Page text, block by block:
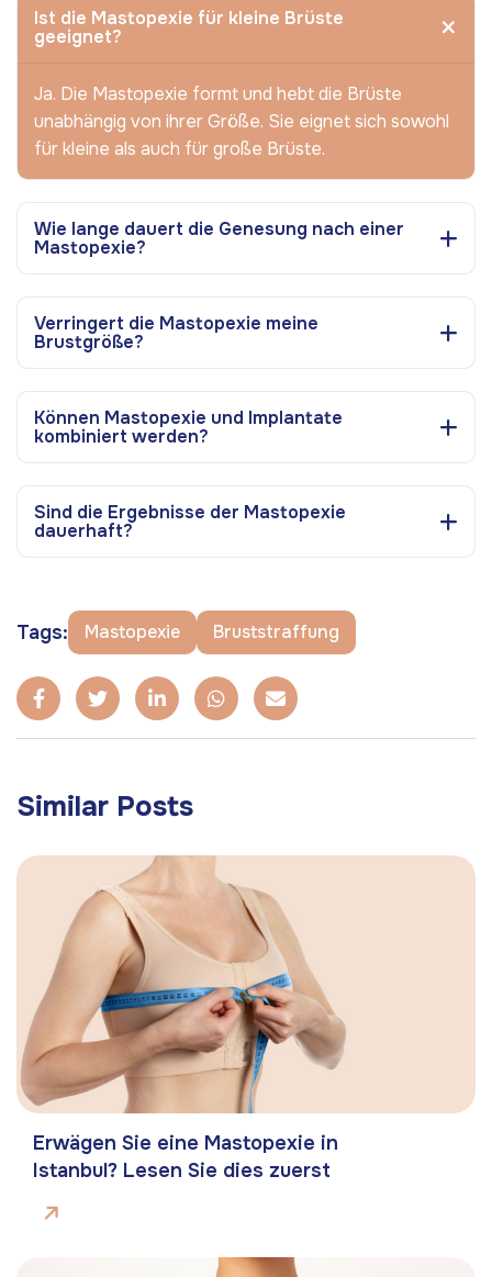
Ist die Mastopexie für kleine Brüste
geeignet?
Ja. Die Mastopexie formt und hebt die Brüste
unabhängig von ihrer Größe. Sie eignet sich sowohl
für kleine als auch für große Brüste.
Wie lange dauert die Genesung nach einer
Mastopexie?
Verringert die Mastopexie meine
Brustgröße?
Können Mastopexie und Implantate
kombiniert werden?
Sind die Ergebnisse der Mastopexie
dauerhaft?
Tags: Mastopexie Bruststraffung
Similar Posts
Erwägen Sie eine Mastopexie in
Istanbul? Lesen Sie dies zuerst